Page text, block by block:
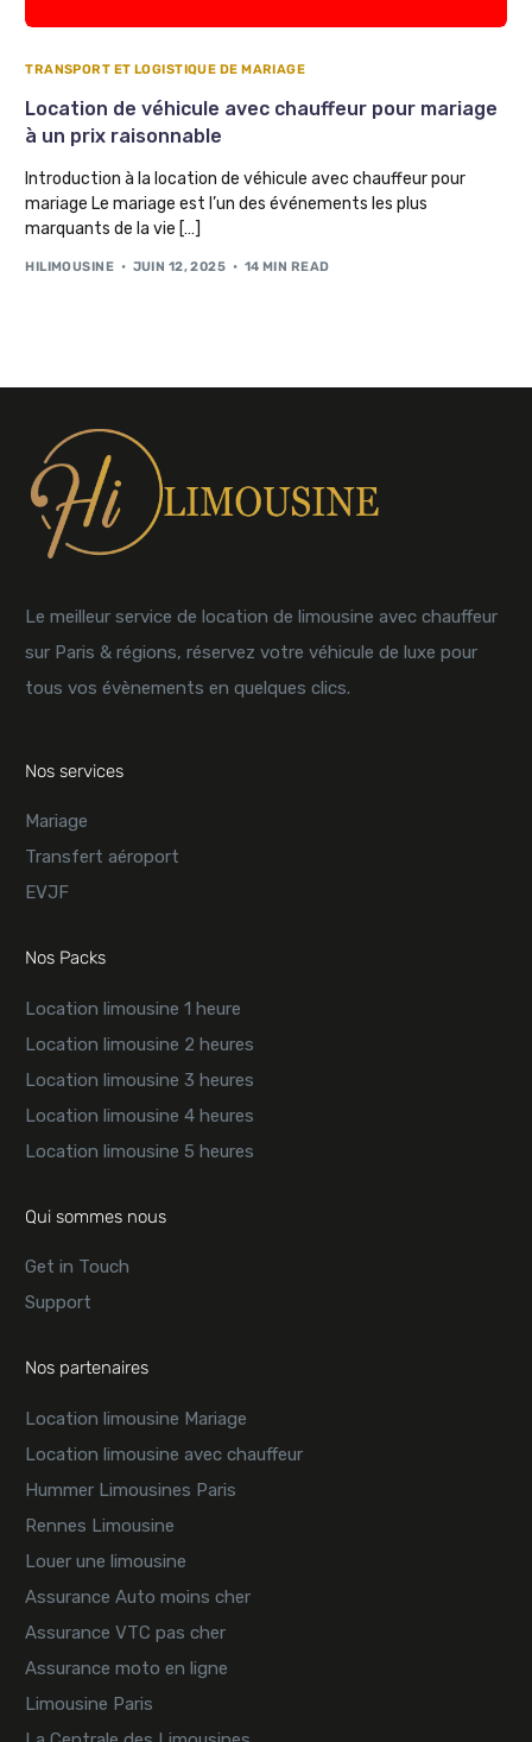
TRANSPORT ET LOGISTIQUE DE MARIAGE
Location de véhicule avec chauffeur pour mariage
à un prix raisonnable
Introduction à la location de véhicule avec chauffeur pour
mariage Le mariage est l’un des événements les plus
marquants de la vie […]
HILIMOUSINE JUIN 12, 2025 14 MIN READ
Le meilleur service de location de limousine avec chauffeur
sur Paris & régions, réservez votre véhicule de luxe pour
tous vos évènements en quelques clics.
Nos services
Mariage
Transfert aéroport
EVJF
Nos Packs
Location limousine 1 heure
Location limousine 2 heures
Location limousine 3 heures
Location limousine 4 heures
Location limousine 5 heures
Qui sommes nous
Get in Touch
Support
Nos partenaires
Location limousine Mariage
Location limousine avec chauffeur
Hummer Limousines Paris
Rennes Limousine
Louer une limousine
Assurance Auto moins cher
Assurance VTC pas cher
Assurance moto en ligne
Limousine Paris